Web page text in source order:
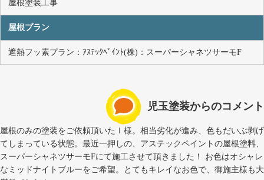
屋根塗装工事
屋根プラン
遮熱フッ素プラン：ｱｽﾃｯｸﾍﾟｲﾝﾄ(株)：スーパーシャネツサーモF
児玉塗装からのコメント
屋根のみの塗装をご依頼頂いたＩ様。相当劣化が進み、色もだいぶ剥げ
てしまっている状態。最近一押しの、アステックペイントの屋根塗料、
スーパーシャネツサーモFにて施工させて頂きました！ お色はオシャレ
なミッドナイトブルーをご希望。とてもキレイなお色で、御施主様も大